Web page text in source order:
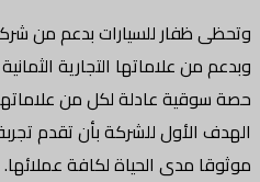
وتحظى ظفار للسيارات بدعم من
وبدعم من علاماتها التجارية
حصة سوقية عادلة لكل من علاماتها
الهدف الأول للشركة بأن تقدم
موثوقا مدى الحياة لكافة عملائها.